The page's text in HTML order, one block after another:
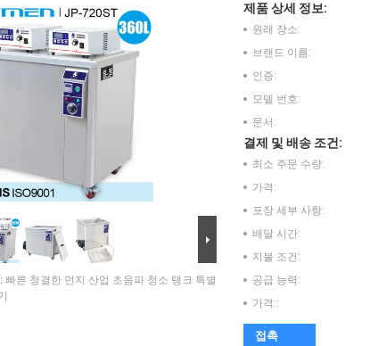
빠른 청결한 먼지 산업 초음파 청소 탱크 특별
제품 상세 정보:
원래 장소:
브랜드 이름:
인증:
모델 번호:
문서:
결제 및 배송 조건:
최소 주문 수량:
가격:
포장 세부 사항:
배달 시간:
지불 조건:
공급 능력:
가격::
접촉